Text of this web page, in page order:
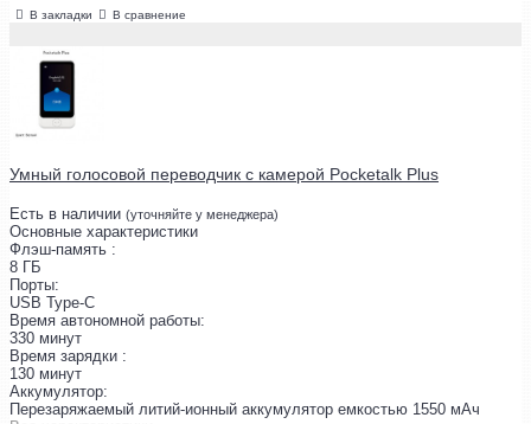
В закладки В сравнение
Умный голосовой переводчик с камерой Pocketalk Plus
Есть в наличии (уточняйте у менеджера)
Основные характеристики
Флэш-память :
8 ГБ
Порты:
USB Type-C
Время автономной работы:
330 минут
Время зарядки :
130 минут
Аккумулятор:
Перезаряжаемый литий-ионный аккумулятор емкостью 1550 мАч